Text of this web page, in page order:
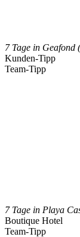
7 Tage in Geafond
Kunden-Tipp
Team-Tipp
7 Tage in Playa
Boutique Hotel
Team-Tipp